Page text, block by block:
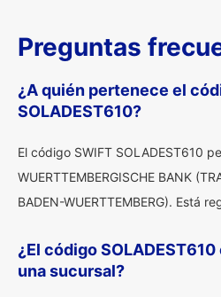
Preguntas
¿A quién pertenece el
SOLADEST610?
El código SWIFT SOLADEST610
WUERTTEMBERGISCHE BANK
BADEN-WUERTTEMBERG). Está
¿El código
una sucursal?